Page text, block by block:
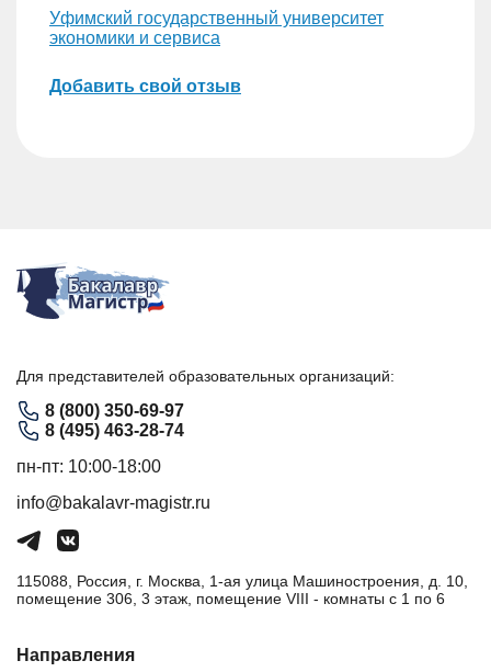
Уфимский государственный университет
экономики и сервиса
Добавить свой отзыв
Для представителей образовательных организаций:
8 (800) 350-69-97
8 (495) 463-28-74
пн-пт: 10:00-18:00
info@bakalavr-magistr.ru
115088, Россия, г. Москва, 1-ая улица Машиностроения, д. 10,
помещение 306, 3 этаж, помещение VIII - комнаты с 1 по 6
Направления